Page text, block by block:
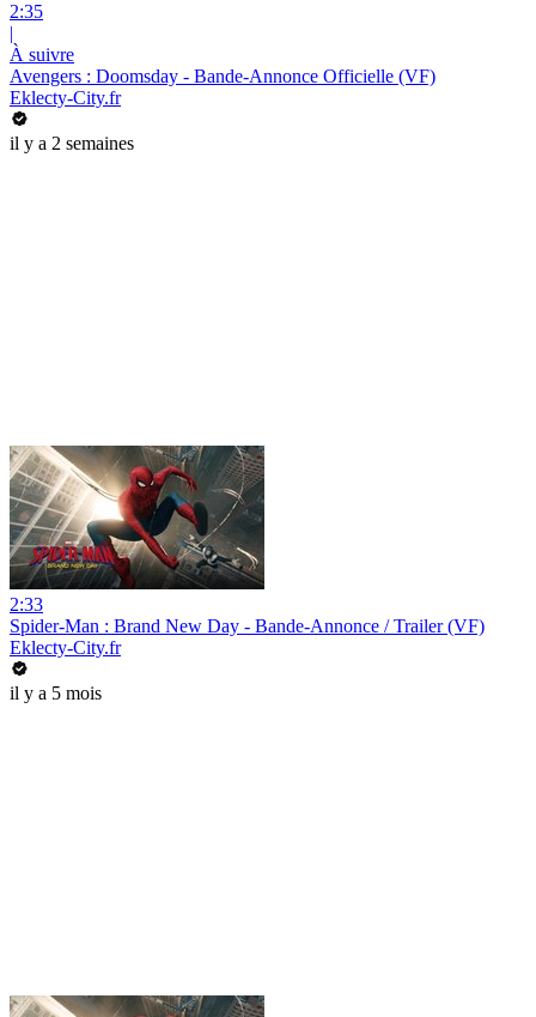
2:35
|
À suivre
Avengers : Doomsday - Bande-Annonce Officielle (VF)
Eklecty-City.fr
il y a 2 semaines
2:33
Spider-Man : Brand New Day - Bande-Annonce / Trailer (VF)
Eklecty-City.fr
il y a 5 mois